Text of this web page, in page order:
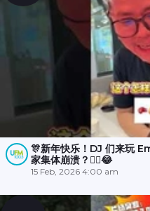
🎊新年快乐！DJ 们来玩
家集体崩溃？😵‍💫😂
15 Feb, 2026 4:00 am